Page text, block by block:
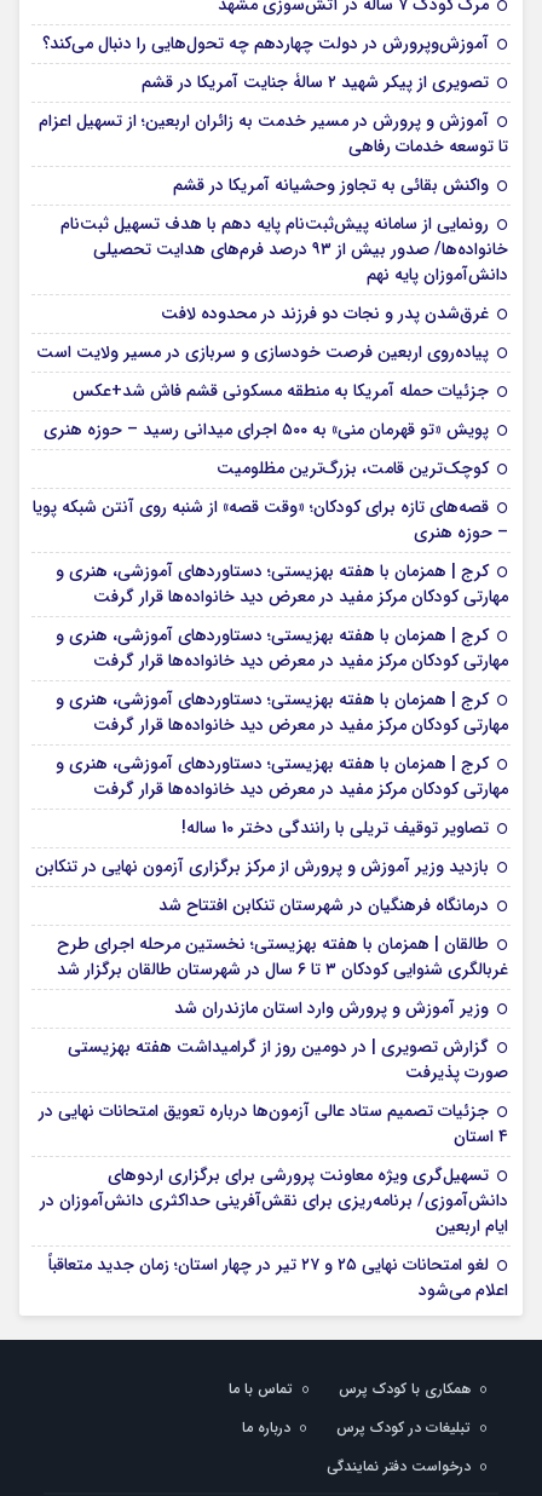
آموزش‌وپرورش در دولت چهاردهم چه تحول‌هایی را دنبال می‌کند؟
تصویری از پیکر شهید ۲ سالۀ جنایت آمریکا در قشم
آموزش و پرورش در مسیر خدمت به زائران اربعین؛ از تسهیل اعزام
تا توسعه خدمات رفاهی
واکنش بقائی به تجاوز وحشیانه آمریکا در قشم
رونمایی از سامانه پیش‌ثبت‌نام پایه دهم با هدف تسهیل ثبت‌نام
خانواده‌ها/ صدور بیش از ۹۳ درصد فرم‌های هدایت تحصیلی
دانش‌آموزان پایه نهم
غرق‌شدن پدر و نجات دو فرزند در محدوده لافت
پیاده‌روی اربعین فرصت خودسازی و سربازی در مسیر ولایت است
جزئیات حمله آمریکا به منطقه مسکونی قشم فاش شد+عکس
پویش «تو قهرمان منی» به ۵۰۰ اجرای میدانی رسید – حوزه هنری
کوچک‌ترین قامت، بزرگ‌ترین مظلومیت
قصه‌های تازه برای کودکان؛ «وقت قصه» از شنبه روی آنتن شبکه پویا
– حوزه هنری
کرج | همزمان با هفته بهزیستی؛ دستاوردهای آموزشی، هنری و
مهارتی کودکان مرکز مفید در معرض دید خانواده‌ها قرار گرفت
کرج | همزمان با هفته بهزیستی؛ دستاوردهای آموزشی، هنری و
مهارتی کودکان مرکز مفید در معرض دید خانواده‌ها قرار گرفت
کرج | همزمان با هفته بهزیستی؛ دستاوردهای آموزشی، هنری و
مهارتی کودکان مرکز مفید در معرض دید خانواده‌ها قرار گرفت
کرج | همزمان با هفته بهزیستی؛ دستاوردهای آموزشی، هنری و
مهارتی کودکان مرکز مفید در معرض دید خانواده‌ها قرار گرفت
تصاویر توقیف تریلی با رانندگی دختر 10 ساله!
بازدید وزیر آموزش و پرورش از مرکز برگزاری آزمون نهایی در تنکابن
درمانگاه فرهنگیان در شهرستان تنکابن افتتاح شد
طالقان | همزمان با هفته بهزیستی؛ نخستین مرحله اجرای طرح
غربالگری شنوایی کودکان ۳ تا ۶ سال در شهرستان طالقان برگزار شد
وزیر آموزش و پرورش وارد استان مازندران شد
گزارش تصویری | در دومین روز از گرامیداشت هفته بهزیستی
صورت پذیرفت
جزئیات تصمیم ستاد عالی آزمون‌ها درباره تعویق امتحانات نهایی در
۴ استان
تسهیل‌گری ویژه معاونت پرورشی برای برگزاری اردوهای
دانش‌آموزی/ برنامه‌ریزی برای نقش‌آفرینی حداکثری دانش‌آموزان در
ایام اربعین
لغو امتحانات نهایی ۲۵ و ۲۷ تیر در چهار استان؛ زمان جدید متعاقباً
اعلام می‌شود
همکاری با کودک پرس
تماس با ما
تبلیغات در کودک پرس
درباره ما
درخواست دفتر نمایندگی